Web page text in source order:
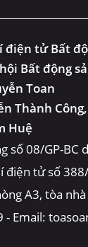
điện tử Bất
Bất động
Toan
Thành
Huệ
số 08/GP-BC
điện tử số
A3, tòa
Email: